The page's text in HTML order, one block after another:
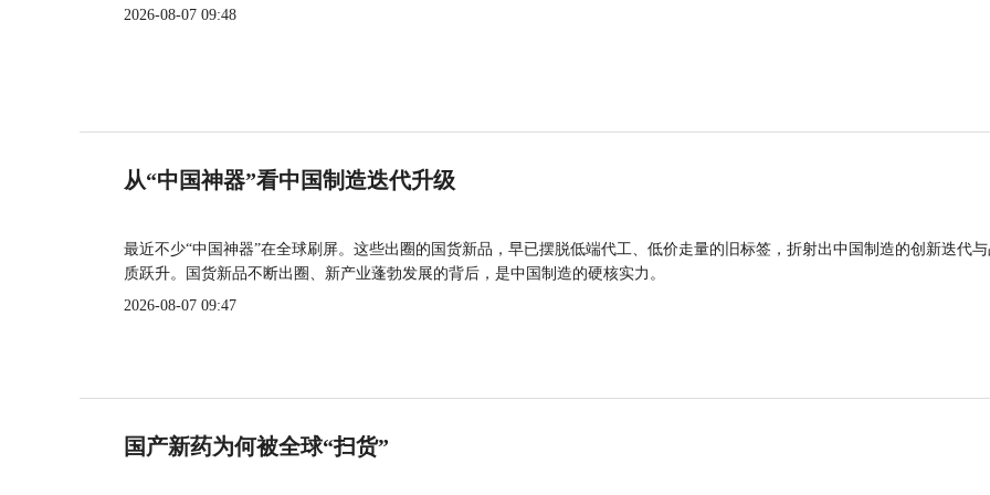
2026-08-07 09:48
从“中国神器”看中国制造迭代升级
最近不少“中国神器”在全球刷屏。这些出圈的国货新品，早已摆脱低端代工、低价走量的旧标签，折射出中国制造的创新迭代
质跃升。国货新品不断出圈、新产业蓬勃发展的背后，是中国制造的硬核实力。
2026-08-07 09:47
国产新药为何被全球“扫货”